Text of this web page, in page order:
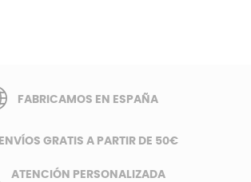
FABRICAMOS EN ESPAÑA
ENVÍOS GRATIS A PARTIR DE 50€
ATENCIÓN PERSONALIZADA